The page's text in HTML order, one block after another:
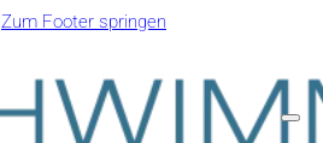
Zum Footer springen